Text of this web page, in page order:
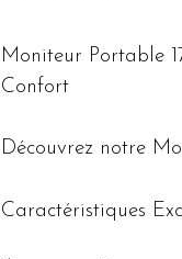
Moniteur Portable
Confort
Découvrez notre
Caractéristiques